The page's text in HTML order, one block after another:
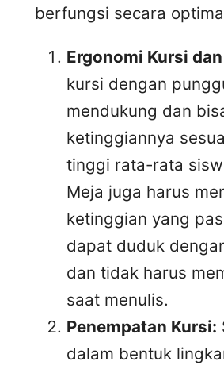
berfungsi secara
Ergonomi Kursi
kursi dengan
mendukung dan
ketinggiannya
tinggi rata-rata
Meja juga harus
ketinggian yang
dapat duduk
dan tidak harus
saat menulis.
Penempatan Kursi:
dalam bentuk